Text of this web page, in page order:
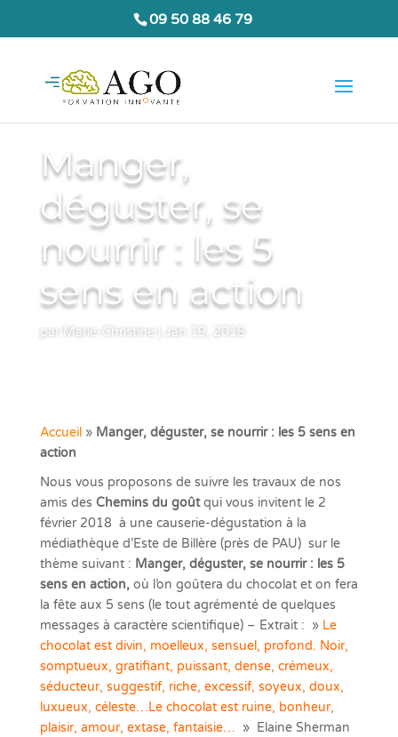
09 50 88 46 79
Manger,
déguster, se
nourrir : les 5
sens en action
par Marie-Christine Jan 19, 2018
Accueil» Manger, déguster, se nourrir : les 5 sens en
action
Nous vous proposons de suivre les travaux de nos
amis des Chemins du goûtqui vous invitent le 2
février 2018 à une causerie-dégustation à la
médiathèque d’Este de Billère (près de PAU) sur le
thème suivant : Manger, déguster, se nourrir : les 5
sens en action,où l’on goûtera du chocolat et on fera
la fête aux 5 sens (le tout agrémenté de quelques
messages à caractère scientifique) – Extrait : » Le
chocolat est divin, moelleux, sensuel, profond. Noir,
somptueux, gratifiant, puissant, dense, crémeux,
séducteur, suggestif, riche, excessif, soyeux, doux,
luxueux, céleste…Le chocolat est ruine, bonheur,
plaisir, amour, extase, fantaisie… » Elaine Sherman